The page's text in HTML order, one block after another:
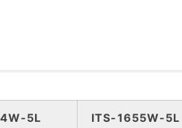
5L ITS-1655W-5L